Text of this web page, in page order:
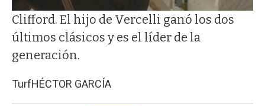
Clifford. El hijo de Vercelli ganó los dos
últimos clásicos y es el líder de la
generación.
TurfHÉCTOR GARCÍA